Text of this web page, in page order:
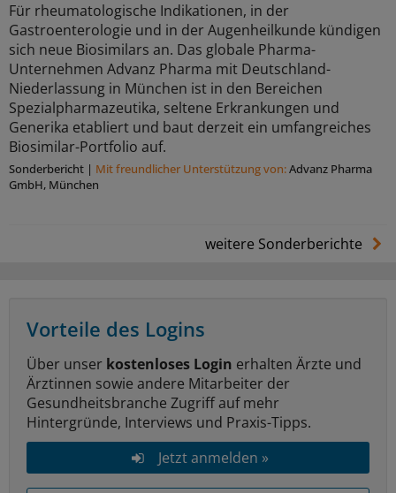
Für rheumatologische Indikationen, in der
Gastroenterologie und in der Augenheilkunde kündigen
sich neue Biosimilars an. Das globale Pharma-
Unternehmen Advanz Pharma mit Deutschland-
Niederlassung in München ist in den Bereichen
Spezialpharmazeutika, seltene Erkrankungen und
Generika etabliert und baut derzeit ein umfangreiches
Biosimilar-Portfolio auf.
Sonderbericht | Mit freundlicher Unterstützung von:Advanz Pharma
GmbH, München
weitere Sonderberichte
Vorteile des Logins
Über unser kostenloses Login erhalten Ärzte und
Ärztinnen sowie andere Mitarbeiter der
Gesundheitsbranche Zugriff auf mehr
Hintergründe, Interviews und Praxis-Tipps.
Jetzt anmelden »